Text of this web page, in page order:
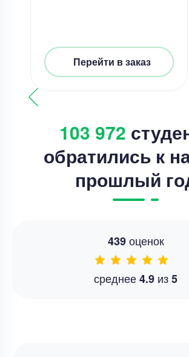
Перейти в заказ
103 972
обратились к
прошлый
439оценок
среднее4.9 из5